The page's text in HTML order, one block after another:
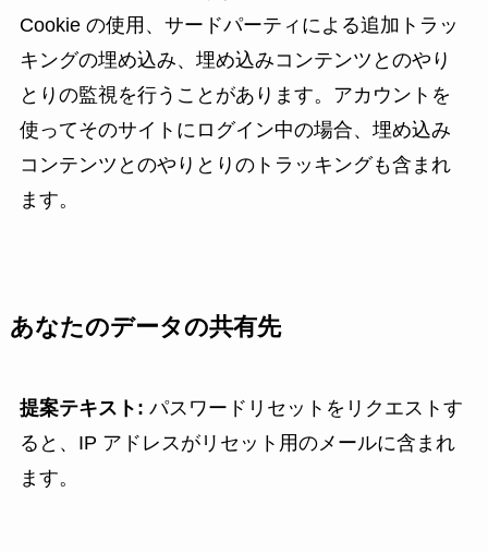
Cookie の使用、サードパーティによる追加トラッ
キングの埋め込み、埋め込みコンテンツとのやり
とりの監視を行うことがあります。アカウントを
使ってそのサイトにログイン中の場合、埋め込み
コンテンツとのやりとりのトラッキングも含まれ
ます。
あなたのデータの共有先
提案テキスト: パスワードリセットをリクエストす
ると、IP アドレスがリセット用のメールに含まれ
ます。